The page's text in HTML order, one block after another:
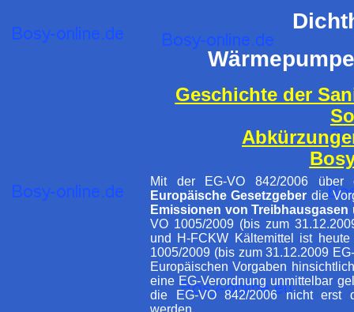
Geschichte der
Mit der EG-VO 842/2006
Europäische Gesetzgeber die
Emissionen von Treibhausgasen
VO 1005/2009 (bis zum
und H-FCKW Kältemittel ist
1005/2009 (bis zum 31.12.2009
Europäischen Vorgaben
eine EG-Verordnung unmittelbar
die EG-VO 842/2006 nicht erst
werden.